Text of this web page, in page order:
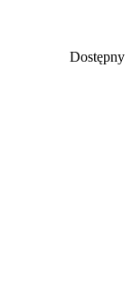
Dostępny